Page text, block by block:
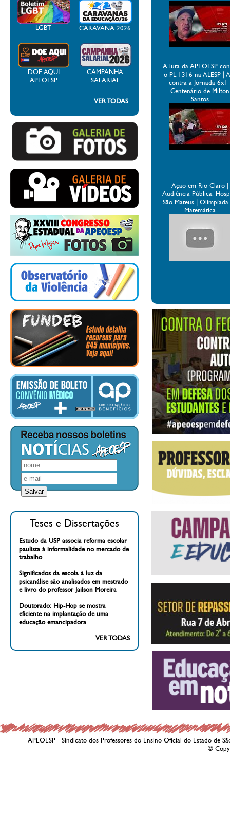
LGBT CARAVANA 2026
DOE AQUI
APEOESP
CAMPANHA
SALARIAL
VER TODAS
Teses e Dissertações
Estudo da USP associa reforma escolar
paulista à informalidade no mercado de
trabalho
Significados da escola à luz da
psicanálise são analisados em mestrado
e livro do professor Jailson Moreira
Doutorado: Hip-Hop se mostra
eficiente na implantação de uma
educação emancipadora
VER TODAS
A luta da APEOESP
o PL 1316 na ALESP |
contra a Jornada 6x1
Centenário de Milton
Santos
Ação em Rio Claro |
Audiência Pública:
São Mateus |
Matemática
APEOESP - Sindicato dos Professores do Ensino Oficial do Estado de
©